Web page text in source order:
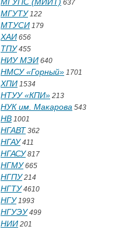
637
МГУТУ122
МТУСИ 179
ХАИ 656
ТПУ455
НИУ МЭИ 640
НМСУ «Горный» 1701
ХПИ 1534
НТУУ «КПИ» 213
НУК им. Макарова 543
НВ 1001
НГАВТ 362
НГАУ411
НГАСУ817
НГМУ665
НГПУ214
НГТУ4610
НГУ1993
НГУЭУ499
НИИ 201